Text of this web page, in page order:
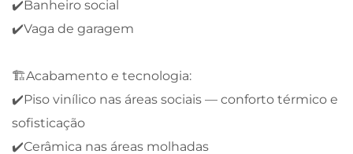
✔️Banheiro social
✔️Vaga de garagem
🏗️Acabamento e tecnologia:
✔️Piso vinílico nas áreas sociais — conforto térmico e
sofisticação
✔️Cerâmica nas áreas molhadas